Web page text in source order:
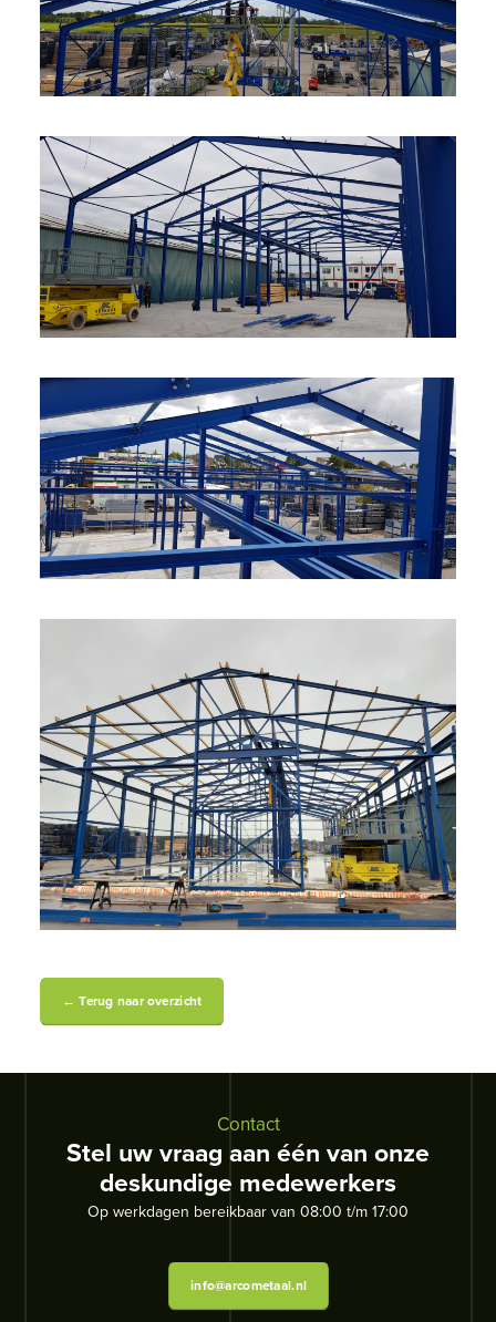
← Terug naar overzicht
Contact
Stel uw vraag aan één van onze
deskundige medewerkers
Op werkdagen bereikbaar van 08:00 t/m 17:00
info@arcometaal.nl